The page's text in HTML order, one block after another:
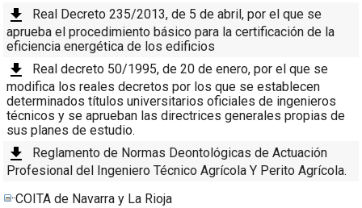
Real Decreto 235/2013, de 5 de abril, por el que se
aprueba el procedimiento básico para la certificación de la
eficiencia energética de los edificios
Real decreto 50/1995, de 20 de enero, por el que se
modifica los reales decretos por los que se establecen
determinados títulos universitarios oficiales de ingenieros
técnicos y se aprueban las directrices generales propias de
sus planes de estudio.
Reglamento de Normas Deontológicas de Actuación
Profesional del Ingeniero Técnico Agrícola Y Perito Agrícola.
COITA de Navarra y La Rioja